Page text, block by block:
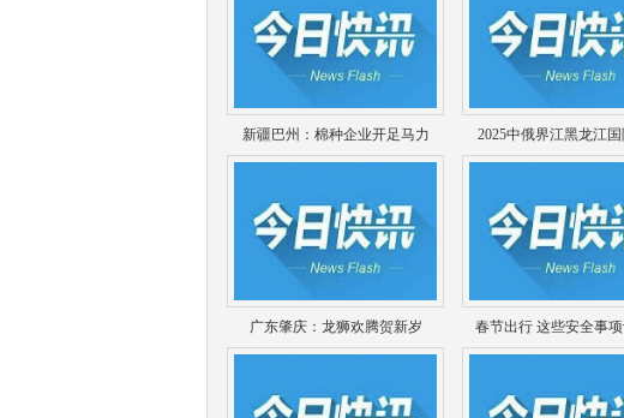
新疆巴州：棉种企业开足马力 2025中俄界江黑龙江
广东肇庆：龙狮欢腾贺新岁 春节出行 这些安全事